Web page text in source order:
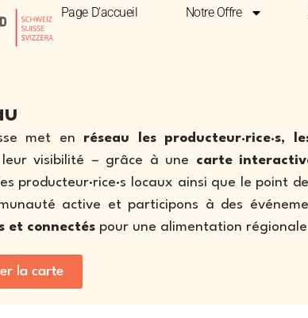
Page D’accueil Notre Offre
met en réseau les producteur·rice·s,
visibilité – grâce à une carte
producteur·rice·s locaux ainsi que le point
active et participons à des
et connectés pour une alimentation
la carte